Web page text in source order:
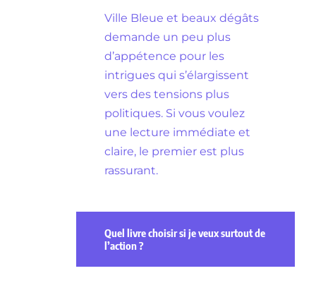
Ville Bleue et beaux dégâts
demande un peu plus
d’appétence pour les
intrigues qui s’élargissent
vers des tensions plus
politiques. Si vous voulez
une lecture immédiate et
claire, le premier est plus
rassurant.
Quel livre choisir si je veux surtout de
l’action ?